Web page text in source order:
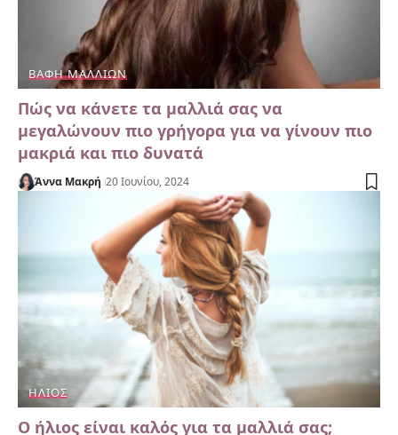
ΒΑΦΉ ΜΑΛΛΙΏΝ
Πώς να κάνετε τα μαλλιά σας να
μεγαλώνουν πιο γρήγορα για να γίνουν πιο
μακριά και πιο δυνατά
Άννα Μακρή 20 Ιουνίου, 2024
ΉΛΙΟΣ
Ο ήλιος είναι καλός για τα μαλλιά σας;